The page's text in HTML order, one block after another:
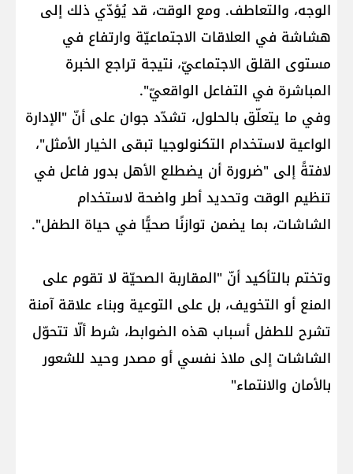
الوجه، والتعاطف. ومع الوقت، قد يُؤدّي ذلك إلى
هشاشة في العلاقات الاجتماعيّة وارتفاع في
مستوى القلق الاجتماعيّ، نتيجة تراجع الخبرة
المباشرة في التفاعل الواقعيّ".
وفي ما يتعلّق بالحلول، تشدّد جوان على أنّ "الإدارة
الواعية لاستخدام التكنولوجيا تبقى الخيار الأمثل"،
لافتةً إلى "ضرورة أن يضطلع الأهل بدور فاعل في
تنظيم الوقت وتحديد أطر واضحة لاستخدام
الشاشات، بما يضمن توازنًا صحيًّا في حياة الطفل".
وتختم بالتأكيد أنّ "المقاربة الصحيّة لا تقوم على
المنع أو التخويف، بل على التوعية وبناء علاقة آمنة
تشرح للطفل أسباب هذه الضوابط، شرط ألّا تتحوّل
الشاشات إلى ملاذ نفسي أو مصدر وحيد للشعور
بالأمان والانتماء"